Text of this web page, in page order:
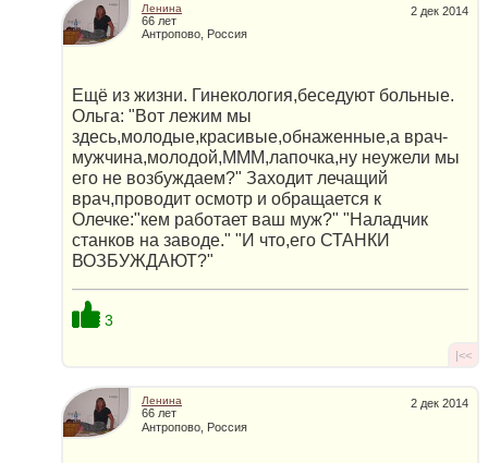
2 дек 2014
Ленина
66 лет
Антропово, Россия
Ещё из жизни. Гинекология,беседуют больные.
Ольга: "Вот лежим мы
здесь,молодые,красивые,обнаженные,а врач-
мужчина,молодой,МММ,лапочка,ну неужели мы
его не возбуждаем?" Заходит лечащий
врач,проводит осмотр и обращается к
Олечке:"кем работает ваш муж?" "Наладчик
станков на заводе." "И что,его СТАНКИ
ВОЗБУЖДАЮТ?"
3
|<<
2 дек 2014
Ленина
66 лет
Антропово, Россия